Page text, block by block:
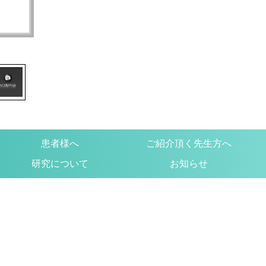
患者様へ ご紹介頂く先生方へ
研究について お知らせ